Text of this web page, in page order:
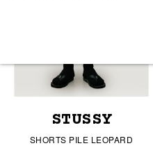
STUSSY
SHORTS PILE LEOPARD